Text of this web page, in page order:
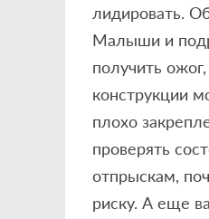
лидировать.
Малыши и
получить
конструкции
плохо
проверять
отпрыскам,
риску. А еще